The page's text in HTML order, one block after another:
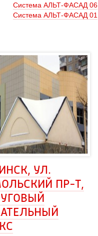
Система АЛЬТ-ФАСАД 06
Система АЛЬТ-ФАСАД 01
УЛ.
ПР-Т,